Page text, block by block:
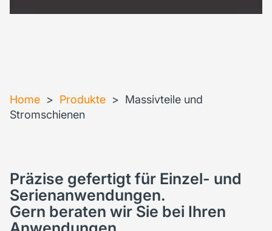
Home > Produkte > Massivteile und
Stromschienen
Präzise gefertigt für Einzel- und
Serienanwendungen.
Gern beraten wir Sie bei Ihren